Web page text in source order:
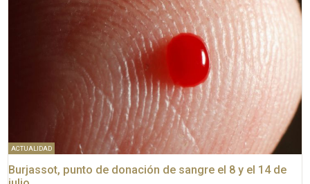
ACTUALIDAD
Burjassot, punto de donación de sangre el 8 y el 14 de